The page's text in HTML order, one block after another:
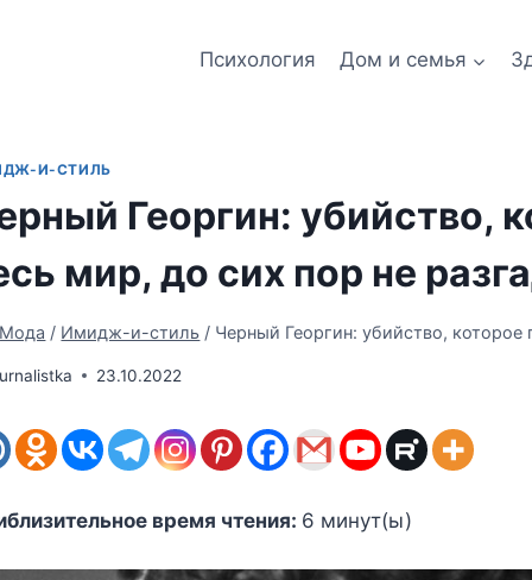
Психология Дом и семья
И-СТИЛЬ
Георгин: убийство,
мир, до сих пор не
Мода / Имидж-и-стиль / Черный Георгин: убийство, которое
23.10.2022
время чтения: 6 минут(ы)